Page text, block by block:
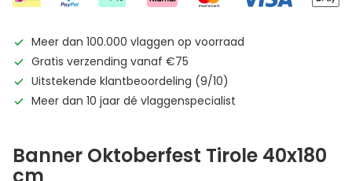
Meer dan 100.000 vlaggen op voorraad
Gratis verzending vanaf €75
Uitstekende klantbeoordeling (9/10)
Meer dan 10 jaar dé vlaggenspecialist
Banner Oktoberfest Tirole 40x180